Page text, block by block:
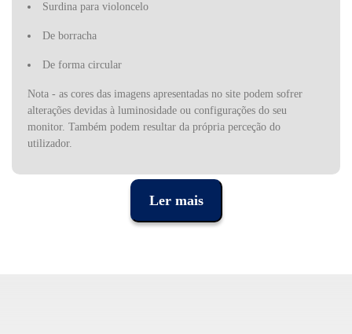
Surdina para violoncelo
De borracha
De forma circular
Nota - as cores das imagens apresentadas no site podem sofrer
alterações devidas à luminosidade ou configurações do seu
monitor. Também podem resultar da própria perceção do
utilizador.
Ler mais